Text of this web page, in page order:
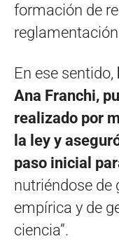
formación de
reglamentación
En ese sentido,
Ana Franchi,
realizado por
la ley y
paso inicial
nutriéndose de
empírica y de
ciencia”.